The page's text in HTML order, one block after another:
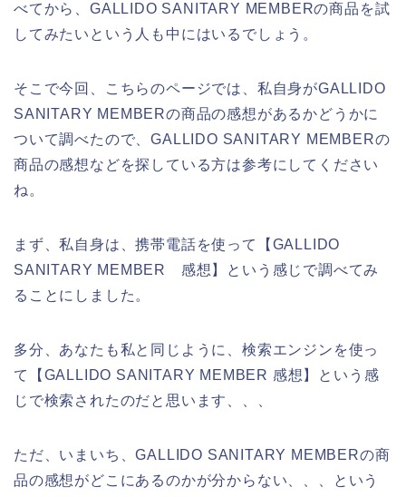
べてから、GALLIDO SANITARY MEMBERの商品を試
してみたいという人も中にはいるでしょう。
そこで今回、こちらのページでは、私自身がGALLIDO
SANITARY MEMBERの商品の感想があるかどうかに
ついて調べたので、GALLIDO SANITARY MEMBERの
商品の感想などを探している方は参考にしてください
ね。
まず、私自身は、携帯電話を使って【GALLIDO
SANITARY MEMBER 感想】という感じで調べてみ
ることにしました。
多分、あなたも私と同じように、検索エンジンを使っ
て【GALLIDO SANITARY MEMBER 感想】という感
じで検索されたのだと思います、、、
ただ、いまいち、GALLIDO SANITARY MEMBERの商
品の感想がどこにあるのかが分からない、、、という